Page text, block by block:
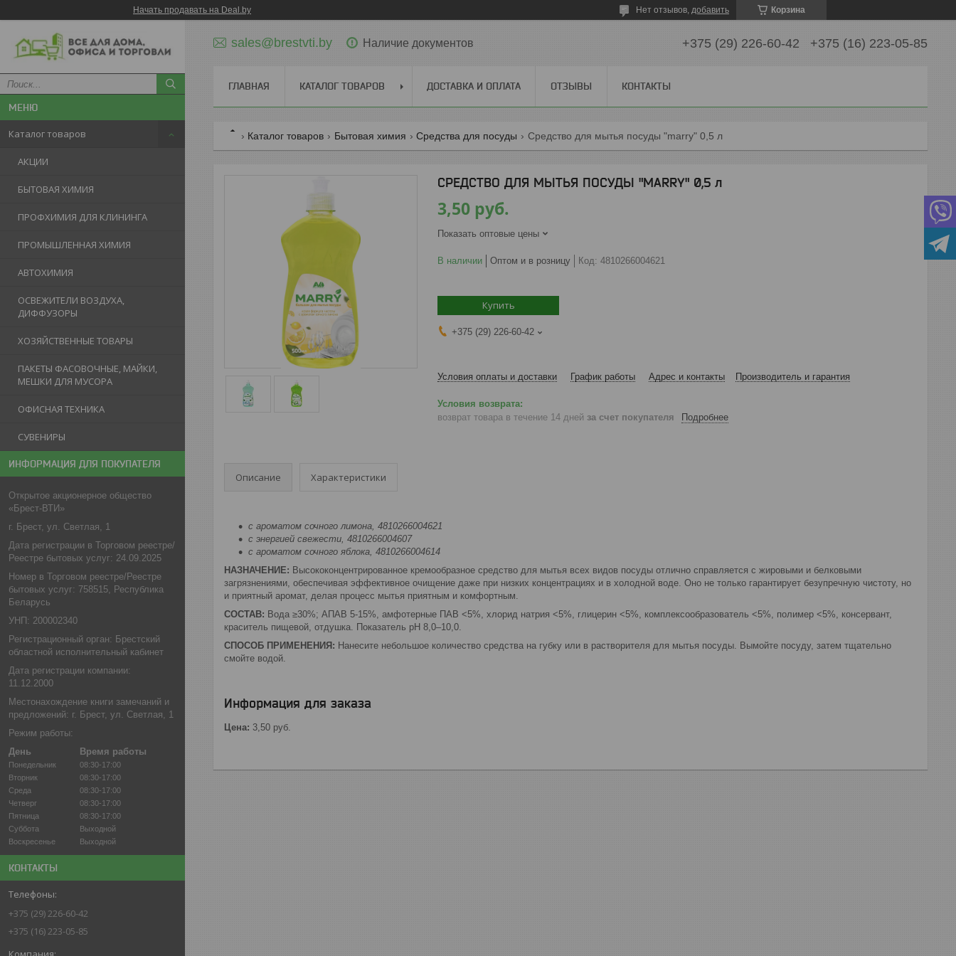
Начать продавать на Deal.by Корзина
Нет отзывов, добавить
Каталог товаров
АКЦИИ
БЫТОВАЯ ХИМИЯ
ПРОФХИМИЯ ДЛЯ КЛИНИНГА
ПРОМЫШЛЕННАЯ ХИМИЯ
АВТОХИМИЯ
ОСВЕЖИТЕЛИ ВОЗДУХА,
ДИФФУЗОРЫ
ХОЗЯЙСТВЕННЫЕ ТОВАРЫ
ПАКЕТЫ ФАСОВОЧНЫЕ, МАЙКИ,
МЕШКИ ДЛЯ МУСОРА
ОФИСНАЯ ТЕХНИКА
СУВЕНИРЫ
ИНФОРМАЦИЯ ДЛЯ ПОКУПАТЕЛЯ
Открытое акционерное общество
«Брест-ВТИ»
г. Брест, ул. Светлая, 1
Дата регистрации в Торговом реестре/
Реестре бытовых услуг: 24.09.2025
Номер в Торговом реестре/Реестре
бытовых услуг: 758515, Республика
Беларусь
УНП: 200002340
Регистрационный орган: Брестский
областной исполнительный кабинет
Дата регистрации компании:
11.12.2000
Местонахождение книги замечаний и
предложений: г. Брест, ул. Светлая, 1
Режим работы:
День
Время работы
Понедельник
08:30-17:00
Вторник
08:30-17:00
Среда
08:30-17:00
Четверг
08:30-17:00
Пятница
08:30-17:00
Суббота
Выходной
Воскресенье
Выходной
КОНТАКТЫ
+375 (29) 226-60-42
+375 (16) 223-05-85
sales@brestvti.by Наличие документов +375 (29) 226-60-42 +375 (16) 223-05-85
ГЛАВНАЯ КАТАЛОГ ТОВАРОВ ДОСТАВКА И ОПЛАТА ОТЗЫВЫ КОНТАКТЫ
Каталог товаров Бытовая химия Средства для посуды Средство для мытья посуды "marry" 0,5 л
СРЕДСТВО ДЛЯ МЫТЬЯ ПОСУДЫ "MARRY" 0,5 л
3,50 руб.
Показать оптовые цены
В наличии Оптом и в розницу Код: 4810266004621
Купить
+375 (29) 226-60-42
Условия оплаты и доставки График работы Адрес и контакты Производитель и гарантия
возврат товара в течение 14 дней за счет покупателя Подробнее
Описание Характеристики
с ароматом сочного лимона, 4810266004621
с энергией свежести, 4810266004607
с ароматом сочного яблока, 4810266004614
НАЗНАЧЕНИЕ: Высококонцентрированное кремообразное средство для мытья всех видов посуды отлично справляется с жировыми и белковыми
загрязнениями, обеспечивая эффективное очищение даже при низких концентрациях и в холодной воде. Оно не только гарантирует безупречную чистоту, но
и приятный аромат, делая процесс мытья приятным и комфортным.
СОСТАВ: Вода ≥30%; АПАВ 5-15%, амфотерные ПАВ <5%, хлорид натрия <5%, глицерин <5%, комплексообразователь <5%, полимер <5%, консервант,
краситель пищевой, отдушка. Показатель рН 8,0–10,0.
СПОСОБ ПРИМЕНЕНИЯ: Нанесите небольшое количество средства на губку или в растворителя для мытья посуды. Вымойте посуду, затем тщательно
смойте водой.
Информация для заказа
Цена: 3,50 руб.